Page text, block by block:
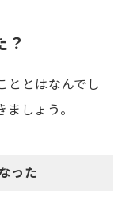
？
ととはなんでし
しょう。
った